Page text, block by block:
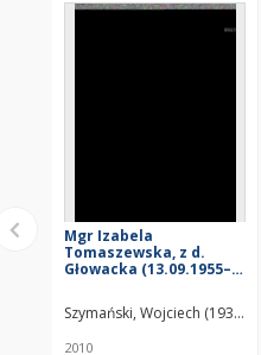
Mgr Izabela
Tomaszewska, z d.
Głowacka (13.09.1955–
Szymański, Wojciech (1932– )
2010